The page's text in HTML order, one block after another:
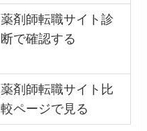
薬剤師転職サイト診
断で確認する
薬剤師転職サイト比
較ページで見る